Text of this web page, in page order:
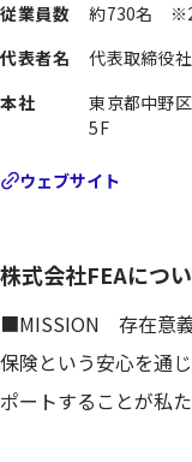
従業員数
約730名
代表者名
代表取締役
本社
東京都中野
5F
ウェブサイト
株式会社FEAにつ
■MISSION 存在意
保険という安心を通
ポートすることが私た